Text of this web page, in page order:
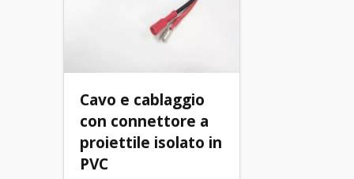
Cavo e cablaggio
con connettore a
proiettile isolato in
PVC